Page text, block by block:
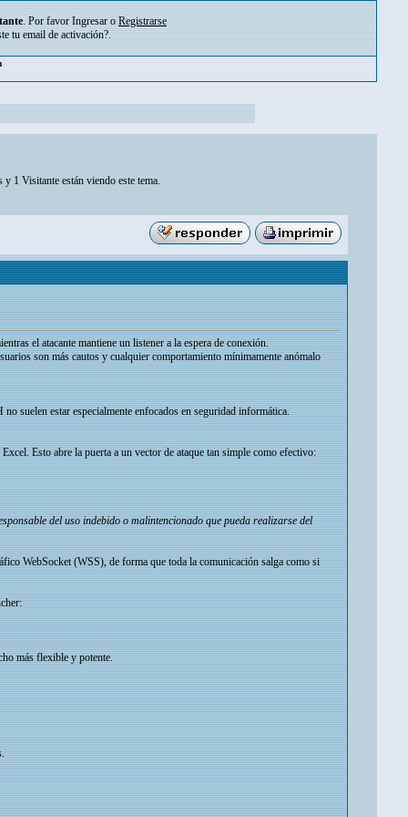
. Por favor Ingresar o Registrarse
tu email de activación?.
y 1 Visitante están viendo este tema.
el atacante mantiene un listener a la espera de conexión.
son más cautos y cualquier comportamiento mínimamente anómalo
suelen estar especialmente enfocados en seguridad informática.
Esto abre la puerta a un vector de ataque tan simple como efectivo:
del uso indebido o malintencionado que pueda realizarse del
WebSocket (WSS), de forma que toda la comunicación salga como si
más flexible y potente.